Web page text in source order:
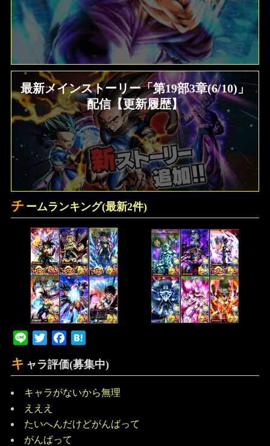
最新メインストーリー「第19部3章(6/10)」
配信【更新履歴】
チ ームランキング(最新2件)
Line Twitter Facebook
キ ャラ評価(募集中)
キャラがないから無理
えええ
たいへんだけどがんばって
がんばって